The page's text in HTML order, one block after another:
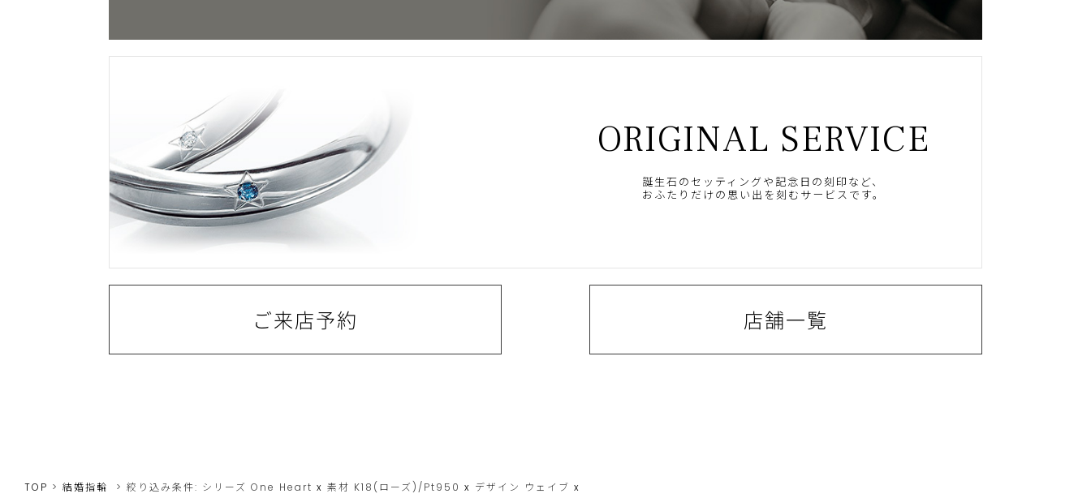
ORIGINAL SERVICE
誕生石のセッティングや記念日の刻印など、
おふたりだけの思い出を刻むサービスです。
ご来店予約 店舗一覧
TOP 結婚指輪 絞り込み条件: シリーズ One Heart x 素材 K18(ローズ)/Pt950 x デザイン ウェイブ x